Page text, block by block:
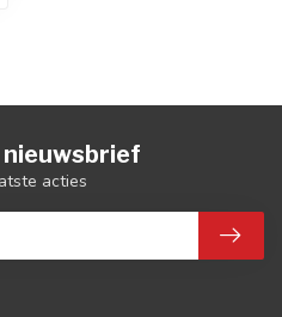
nieuwsbrief
acties